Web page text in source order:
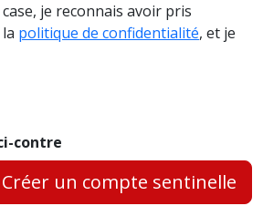
je reconnais avoir pris
politique de confidentialité, et je
contre
Créer un compte sentinelle